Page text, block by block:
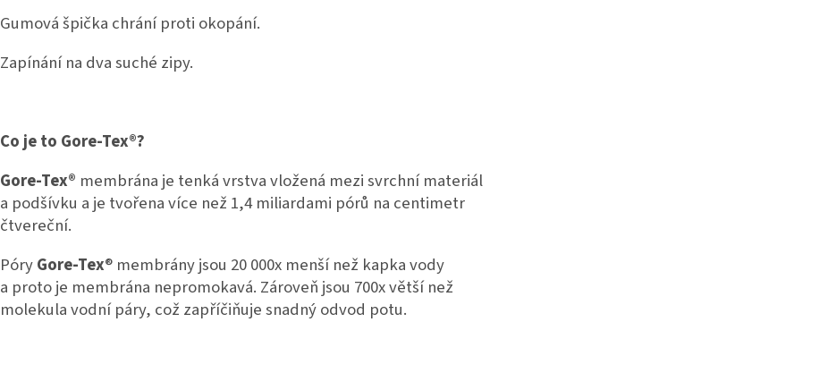
Gumová špička chrání proti okopání.
Zapínání na dva suché zipy.
Co je to Gore-Tex®?
Gore-Tex® membrána je tenká vrstva vložená mezi svrchní materiál
a podšívku a je tvořena více než 1,4 miliardami pórů na centimetr
čtvereční.
PóryGore-Tex® membrány jsou 20 000x menší než kapka vody
a proto je membrána nepromokavá. Zároveň jsou 700x větší než
molekula vodní páry, což zapříčiňuje snadný odvod potu.